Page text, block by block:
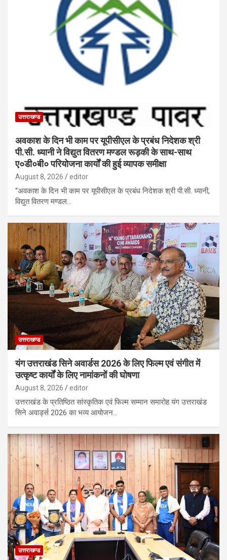
उत्तराखण्ड
अवकाश के दिन भी काम पर यूपीसीएल के प्रबंध निदेशक श्री
पी.सी. ध्यानी ने विद्युत वितरण मण्डल रूड़की के साथ-साथ
ए०डी०बी० परियोजना कार्यों की हुई व्यापक समीक्षा
August 8, 2026 editor
“अवकाश के दिन भी काम पर यूपीसीएल के प्रबंध निदेशक श्री पी.सी. ध्यानी,
विद्युत वितरण मण्डल…
उत्तराखण्ड
यंग उत्तराखंड सिने अवार्डस 2026 के लिए फिल्म एवं संगीत में
उत्कृष्ट कार्यों के लिए नामांकनों की घोषणा
August 8, 2026 editor
उत्तराखंड के प्रतिष्ठित सांस्कृतिक एवं फिल्म सम्मान समारोह यंग उत्तराखंड
सिने अवार्ड्स 2026 का भव्य आयोजन…
उत्तराखण्ड